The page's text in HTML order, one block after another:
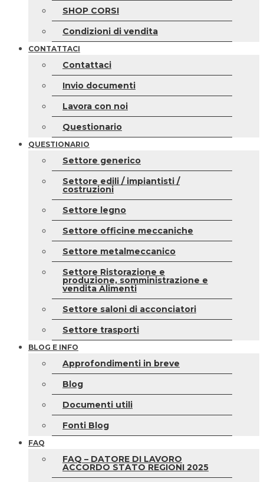
SHOP CORSI
Condizioni di vendita
CONTATTACI
Contattaci
Invio documenti
Lavora con noi
Questionario
QUESTIONARIO
Settore generico
Settore edili / impiantisti /
costruzioni
Settore legno
Settore officine meccaniche
Settore metalmeccanico
Settore Ristorazione e
produzione, somministrazione e
vendita Alimenti
Settore saloni di acconciatori
Settore trasporti
BLOG E INFO
Approfondimenti in breve
Blog
Documenti utili
Fonti Blog
FAQ
FAQ – DATORE DI LAVORO
ACCORDO STATO REGIONI 2025